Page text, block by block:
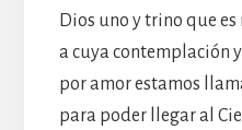
Dios uno y trino que
a cuya contemplación
por amor estamos
para poder llegar al